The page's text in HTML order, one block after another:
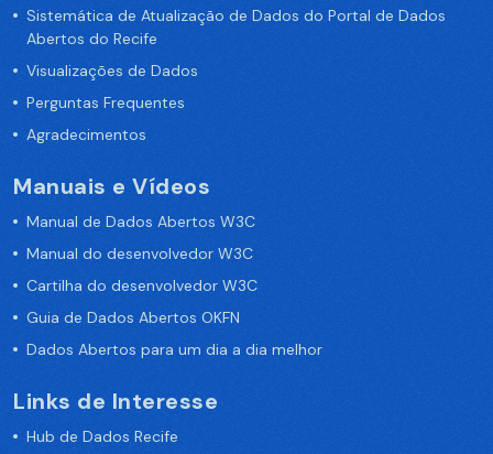
Sistemática de Atualização de Dados do Portal de Dados
Abertos do Recife
Visualizações de Dados
Perguntas Frequentes
Agradecimentos
Manuais e Vídeos
Manual de Dados Abertos W3C
Manual do desenvolvedor W3C
Cartilha do desenvolvedor W3C
Guia de Dados Abertos OKFN
Dados Abertos para um dia a dia melhor
Links de Interesse
Hub de Dados Recife